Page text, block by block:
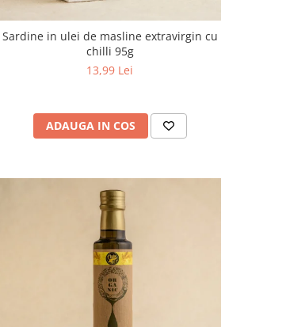
Sardine in ulei de masline extravirgin cu
chilli 95g
13,99 Lei
ADAUGA IN COS